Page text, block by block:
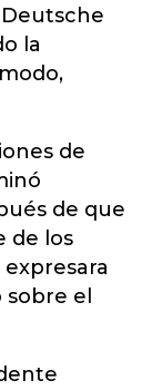
la
de
de que
de los
expresara
el